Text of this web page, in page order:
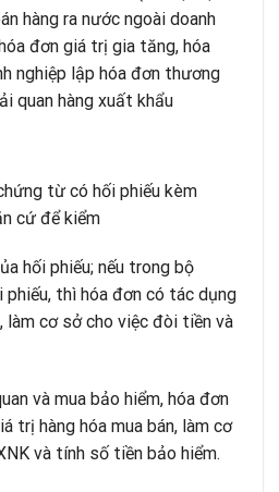
hàng ra nước ngoài doanh
đơn giá trị gia tăng, hóa
nghiệp lập hóa đơn thương
quan hàng xuất khẩu
từ có hối phiếu kèm
cứ để kiểm
hối phiếu; nếu trong bộ
thì hóa đơn có tác dụng
làm cơ sở cho việc đòi tiền và
và mua bảo hiểm, hóa đơn
trị hàng hóa mua bán, làm cơ
và tính số tiền bảo hiểm.